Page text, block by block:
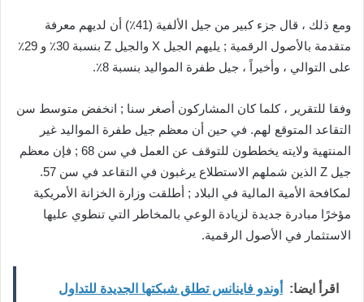
ومع ذلك ، قال جزء كبير من جيل الألفية (41٪) أن لديهم معرفة
متقدمة بالأصول الرقمية ; يليهم الجيل X والجيل Z بنسبة 30٪ و 29٪
على التوالي ، وأخيراً ، جيل طفرة المواليد بنسبة 8٪.
وفقا للتقرير ، كلما كان المشاركون أصغر سنا ; انخفض متوسط ​​سن
التقاعد المتوقع لهم. في حين أن معظم جيل طفرة المواليد غير
المنتهية ولايته يخططون للتوقف عن العمل في سن 68 ; فإن معظم
جيل Z الذين شملهم الاستطلاع يرغبون في التقاعد في سن 57.
لمكافحة الأمية المالية في البلاد ; أطلقت وزارة الخزانة الأمريكية
مؤخرًا مبادرة جديدة لزيادة الوعي بالمخاطر التي تنطوي عليها
الاستثمار في الأصول الرقمية.
اقرأ ايضا:
أوندو فاينانس تطلق شبكتها الجديدة للتداول